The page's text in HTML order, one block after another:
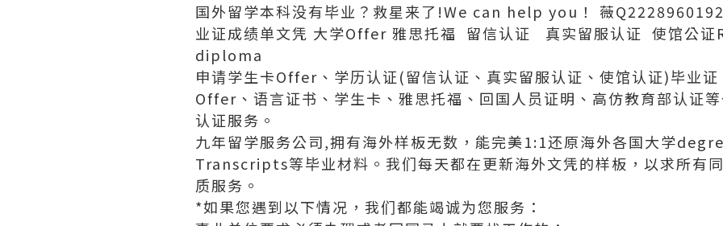
国外留学本科没有毕业？救星来了!We can help you！ 薇
业证成绩单文凭 大学Offer 雅思托福 留信认证 真实留服认证 使馆公
diploma
申请学生卡Offer、学历认证(留信认证、真实留服认证、使馆认证)毕业
Offer、语言证书、学生卡、雅思托福、回国人员证明、高仿教育部认证
认证服务。
九年留学服务公司,拥有海外样板无数，能完美1:1还原海外各国大学
Transcripts等毕业材料。我们每天都在更新海外文凭的样板，以求所有
质服务。
*如果您遇到以下情况，我们都能竭诚为您服务：